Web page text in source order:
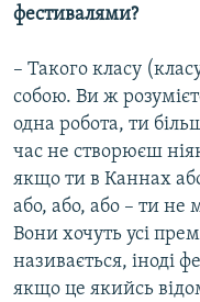
фестивалями?
– Такого класу
собою. Ви ж
одна робота, ти
час не створюєш
якщо ти в Каннах або
або, або, або – ти
Вони хочуть усі
називається, іноді
якщо це якийсь